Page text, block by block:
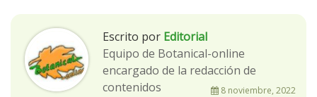
Escrito por Editorial
Equipo de Botanical-online
encargado de la redacción de
contenidos
8 noviembre, 2022